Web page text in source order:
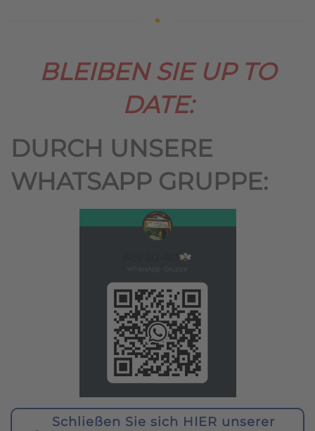
BLEIBEN SIE UP TO
DATE:
DURCH UNSERE
WHATSAPP GRUPPE:
Schließen Sie sich HIER unserer